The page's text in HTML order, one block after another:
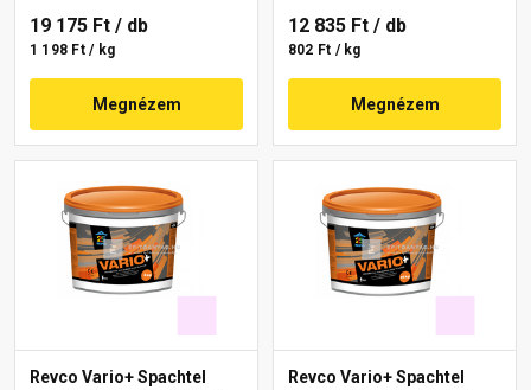
19 175 Ft / db
1 198 Ft / kg
Megnézem
12 835 Ft / db
802 Ft / kg
Megnézem
Revco Vario+ Spachtel
Revco Vario+ Spachtel